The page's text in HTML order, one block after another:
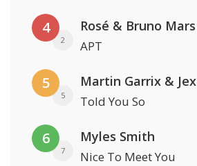
4
2
Rosé & Bruno Mars
APT
5
5
Martin Garrix & Jex
Told You So
6
7
Myles Smith
Nice To Meet You